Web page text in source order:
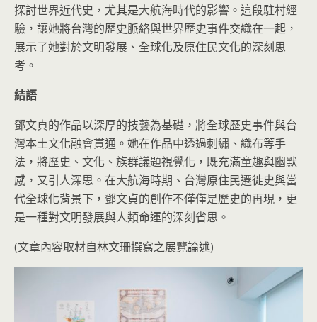
探討世界近代史，尤其是大航海時代的影響。這段駐村經
驗，讓她將台灣的歷史脈絡與世界歷史事件交織在一起，
展示了她對於文明發展、全球化及原住民文化的深刻思
考。
結語
鄧文貞的作品以深厚的技藝為基礎，將全球歷史事件與台
灣本土文化融會貫通。她在作品中透過刺繡、織布等手
法，將歷史、文化、族群議題視覺化，既充滿童趣與幽默
感，又引人深思。在大航海時期、台灣原住民遷徙史與當
代全球化背景下，鄧文貞的創作不僅僅是歷史的再現，更
是一種對文明發展與人類命運的深刻省思。
(文章內容取材自林文珊撰寫之展覽論述)